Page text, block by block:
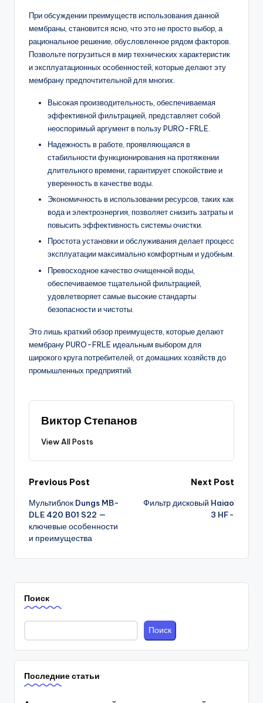
При обсуждении преимуществ использования данной
мембраны, становится ясно, что это не просто выбор, а
рациональное решение, обусловленное рядом факторов.
Позвольте погрузиться в мир технических характеристик
и эксплуатационных особенностей, которые делают эту
мембрану предпочтительной для многих.
Высокая производительность, обеспечиваемая
эффективной фильтрацией, представляет собой
неоспоримый аргумент в пользу PURO-FRLE.
Надежность в работе, проявляющаяся в
стабильности функционирования на протяжении
длительного времени, гарантирует спокойствие и
уверенность в качестве воды.
Экономичность в использовании ресурсов, таких как
вода и электроэнергия, позволяет снизить затраты и
повысить эффективность системы очистки.
Простота установки и обслуживания делает процесс
эксплуатации максимально комфортным и удобным.
Превосходное качество очищенной воды,
обеспечиваемое тщательной фильтрацией,
удовлетворяет самые высокие стандарты
безопасности и чистоты.
Это лишь краткий обзор преимуществ, которые делают
мембрану PURO-FRLE идеальным выбором для
широкого круга потребителей, от домашних хозяйств до
промышленных предприятий.
Виктор Степанов
View All Posts
Post
navigation
Previous Post
Мультиблок Dungs MB-
DLE 420 B01 S22 —
ключевые особенности
и преимущества
Next Post
Фильтр дисковый Haiao
3 HF-
Поиск
Поиск
Последние статьи